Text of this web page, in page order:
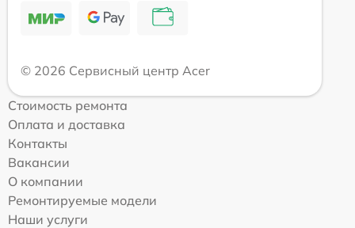
© 2026 Сервисный центр Acer
Стоимость ремонта
Оплата и доставка
Контакты
Вакансии
О компании
Ремонтируемые модели
Наши услуги